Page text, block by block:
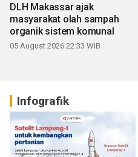
DLH Makassar ajak
masyarakat olah sampah
organik sistem komunal
05 August 2026 22:33 WIB
Infografik